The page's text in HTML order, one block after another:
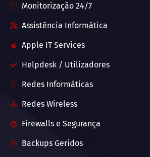
Monitorização 24/7
Assistência Informática
Apple IT Services
Helpdesk / Utilizadores
Redes Informáticas
Redes Wireless
Firewalls e Segurança
Backups Geridos